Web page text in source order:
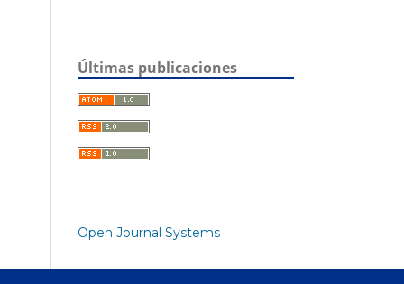
Últimas publicaciones
Open Journal Systems